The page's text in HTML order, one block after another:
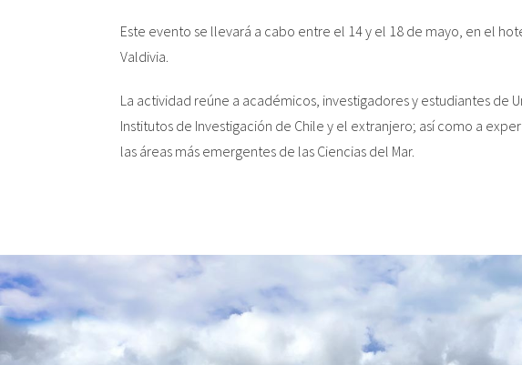
Este evento se llevará a cabo entre el 14 y el 18 de mayo, en el
Valdivia.
La actividad reúne a académicos, investigadores y estudiantes de
Institutos de Investigación de Chile y el extranjero; así como a
las áreas más emergentes de las Ciencias del Mar.